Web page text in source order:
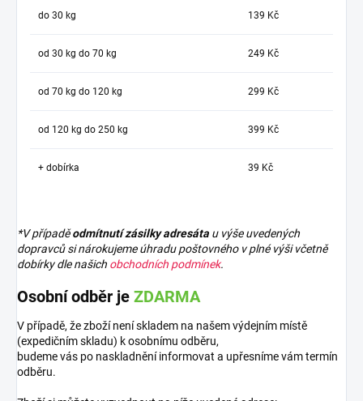
do 30 kg 139 Kč
od 30 kg do 70 kg 249 Kč
od 70 kg do 120 kg 299 Kč
od 120 kg do 250 kg 399 Kč
+ dobírka 39 Kč
*V případěodmítnutí zásilky adresáta u výše uvedených
dopravců si nárokujeme úhradu poštovného v plné výši včetně
dobírky dle našich obchodních podmínek.
Osobní odběr je ZDARMA
V případě, že zboží není skladem na našem výdejním místě
(expedičním skladu) k osobnímu odběru,
budeme vás po naskladnění informovat a upřesníme vám termín
odběru.